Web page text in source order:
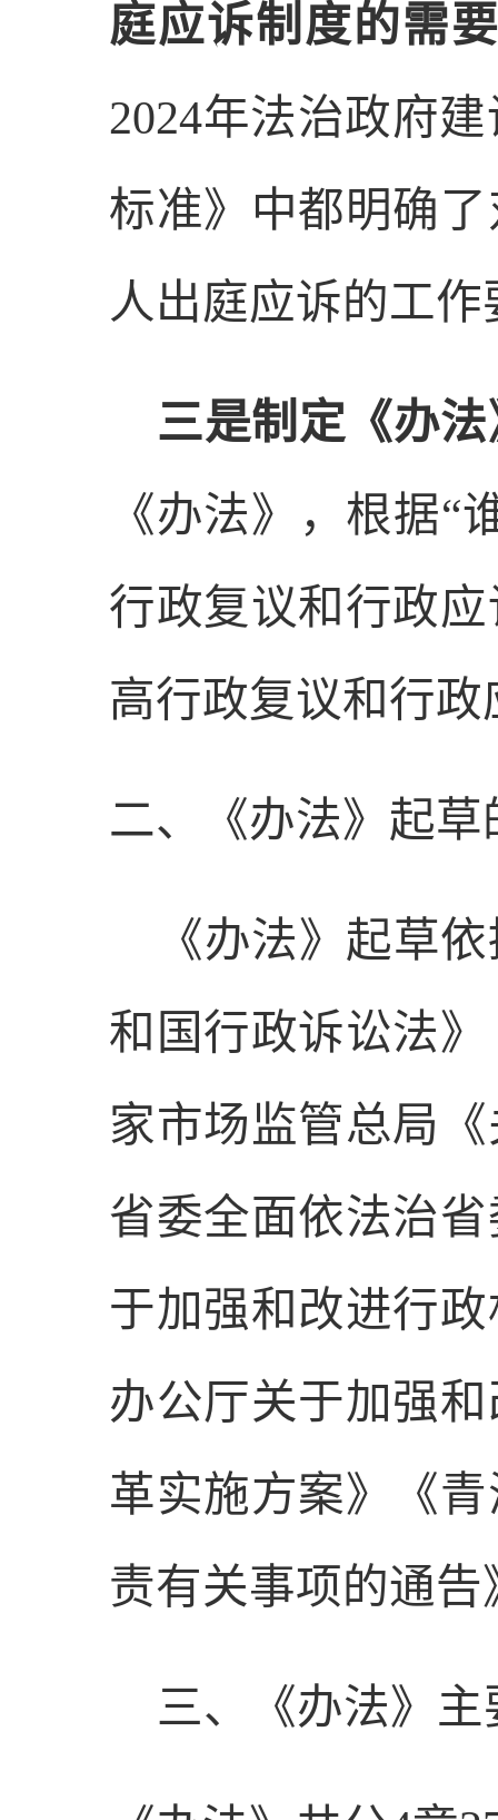
庭应诉制度的需
2024年法治政府
标准》中都明确
人出庭应诉的工作
三是制定《办
《办法》，根据“
行政复议和行政
高行政复议和行
二、 《办法》 起草
《办法》起草
和国行政诉讼法
家市场监管总局
省委全面依法治
于加强和改进行
办公厅关于加强
革实施方案》《
责有关事项的通
三、 《办法》 主